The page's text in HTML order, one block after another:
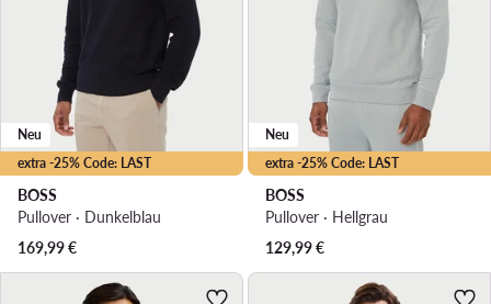
extra -25% Code: LAST
Neu
BOSS
Pullover · Dunkelblau
169,99€
extra -25% Code: LAST
Neu
BOSS
Pullover · Hellgrau
129,99€